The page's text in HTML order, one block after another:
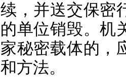
续，并送交保密
的单位销毁。机
家秘密载体的，
和方法。